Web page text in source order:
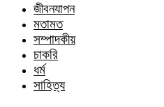
জীবনযাপন
মতামত
সম্পাদকীয়
চাকরি
ধর্ম
সাহিত্য